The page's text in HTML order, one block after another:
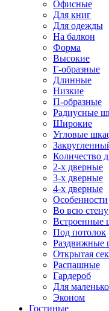
Офисные
Для книг
Для одежды
На балкон
Форма
Высокие
Г-образные
Длинные
Низкие
П-образные
Радиусные
Широкие
Угловые
Количество
2-х дверные
3-х дверные
4-х дверные
Особенности
Во всю стену
Встроенные
Под потолок
Раздвижные
Открытая
Распашные
Гардероб
Для
Эконом
Гостиные